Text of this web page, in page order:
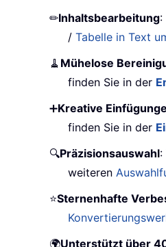
✏Inhaltsbearbeitung:
/Tabelle in Text
🧹 Mühelose
finden Sie in der
➕Kreative
finden Sie in der
🔍Präzisionsauswahl:
weiteren
⭐Sternenhafte
🌍Unterstützt über